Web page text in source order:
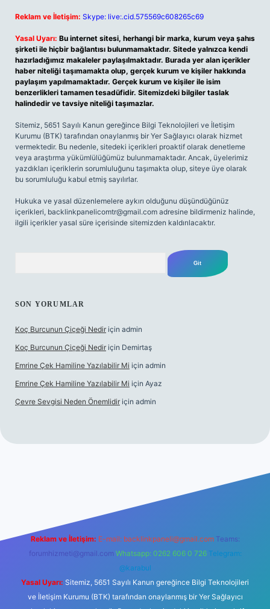
Reklam ve İletişim: Skype: live:.cid.575569c608265c69
Yasal Uyarı: Bu internet sitesi, herhangi bir marka, kurum veya şahıs
şirketi ile hiçbir bağlantısı bulunmamaktadır. Sitede yalnızca kendi
hazırladığımız makaleler paylaşılmaktadır. Burada yer alan içerikler
haber niteliği taşımamakta olup, gerçek kurum ve kişiler hakkında
paylaşım yapılmamaktadır. Gerçek kurum ve kişiler ile isim
benzerlikleri tamamen tesadüfidir. Sitemizdeki bilgiler taslak
halindedir ve tavsiye niteliği taşımazlar.
Sitemiz, 5651 Sayılı Kanun gereğince Bilgi Teknolojileri ve İletişim
Kurumu (BTK) tarafından onaylanmış bir Yer Sağlayıcı olarak hizmet
vermektedir. Bu nedenle, sitedeki içerikleri proaktif olarak denetleme
veya araştırma yükümlülüğümüz bulunmamaktadır. Ancak, üyelerimiz
yazdıkları içeriklerin sorumluluğunu taşımakta olup, siteye üye olarak
bu sorumluluğu kabul etmiş sayılırlar.
Hukuka ve yasal düzenlemelere aykırı olduğunu düşündüğünüz
içerikleri, backlinkpanelicomtr@gmail.com adresine bildirmeniz halinde,
ilgili içerikler yasal süre içerisinde sitemizden kaldırılacaktır.
SON YORUMLAR
Koç Burcunun Çiçeği Nedir için admin
Koç Burcunun Çiçeği Nedir için Demirtaş
Emrine Çek Hamiline Yazılabilir Mi için admin
Emrine Çek Hamiline Yazılabilir Mi için Ayaz
Çevre Sevgisi Neden Önemlidir için admin
Reklam ve İletişim: E-mail: backlinkpaneli@gmail.com Teams:
forumhizmeti@gmail.com Whatsapp: 0262 606 0 726 Telegram:
@karabul
Yasal Uyarı: Sitemiz, 5651 Sayılı Kanun gereğince Bilgi Teknolojileri
ve İletişim Kurumu (BTK) tarafından onaylanmış bir Yer Sağlayıcı